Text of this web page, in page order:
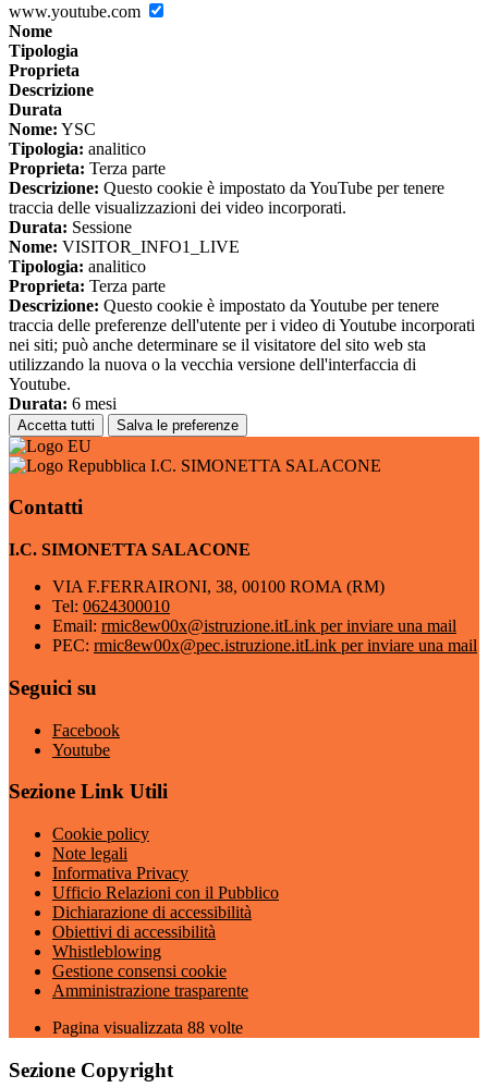
www.youtube.com
Nome
Tipologia
Proprieta
Descrizione
Durata
Nome: YSC
Tipologia: analitico
Proprieta: Terza parte
Descrizione: Questo cookie è impostato da YouTube per tenere
traccia delle visualizzazioni dei video incorporati.
Durata: Sessione
Nome: VISITOR_INFO1_LIVE
Tipologia: analitico
Proprieta: Terza parte
Descrizione: Questo cookie è impostato da Youtube per tenere
traccia delle preferenze dell'utente per i video di Youtube incorporati
nei siti; può anche determinare se il visitatore del sito web sta
utilizzando la nuova o la vecchia versione dell'interfaccia di
Youtube.
Durata: 6 mesi
Accetta tutti Salva le preferenze
I.C. SIMONETTA SALACONE
Contatti
I.C. SIMONETTA SALACONE
VIA F.FERRAIRONI, 38, 00100 ROMA (RM)
Tel: 0624300010
Email: rmic8ew00x@istruzione.itLink per inviare una mail
PEC: rmic8ew00x@pec.istruzione.itLink per inviare una mail
Seguici su
Facebook
Youtube
Sezione Link Utili
Cookie policy
Note legali
Informativa Privacy
Ufficio Relazioni con il Pubblico
Dichiarazione di accessibilità
Obiettivi di accessibilità
Whistleblowing
Gestione consensi cookie
Amministrazione trasparente
Pagina visualizzata 88 volte
Sezione Copyright